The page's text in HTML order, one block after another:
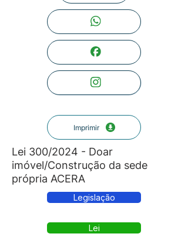
Imprimir
Lei 300/2024 - Doar
imóvel/Construção da sede
própria ACERA
Legislação
Lei